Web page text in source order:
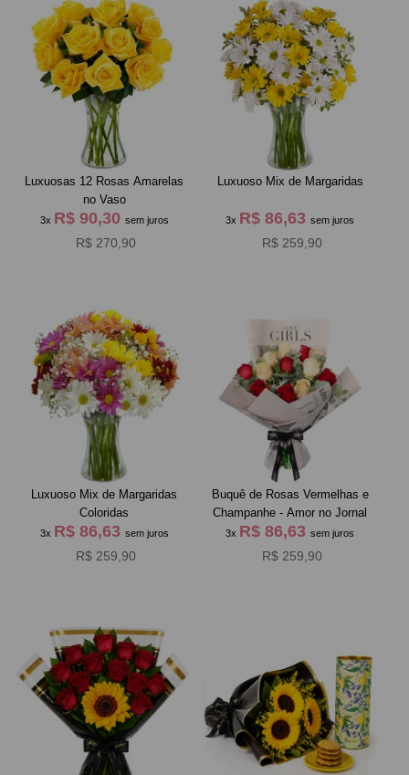
Luxuosas 12 Rosas Amarelas
no Vaso
3x R$ 90,30 sem juros
R$ 270,90
Luxuoso Mix de Margaridas
3x R$ 86,63sem juros
R$ 259,90
Luxuoso Mix de Margaridas
Coloridas
3x R$ 86,63 sem juros
R$ 259,90
Buquê de Rosas Vermelhas e
Champanhe - Amor no Jornal
3x R$ 86,63sem juros
R$ 259,90